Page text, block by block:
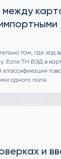
между
там, где код
Если ТН ВЭД в
классификации
одного поля.
и